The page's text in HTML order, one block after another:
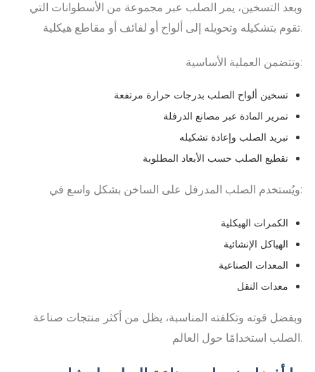
وبعد التسخين، يمر الصلب عبر مجموعة من الأسطوانات التي
تقوم بتشكيله وتحويله إلى ألواح أو لفائف أو مقاطع هيكلية.
وتتضمن العملية الأساسية:
تسخين ألواح الصلب بدرجات حرارة مرتفعة
تمرير المادة عبر مصانع الدرفلة
تبريد الصلب وإعادة تشكيله
تقطيع الصلب حسب الأبعاد المطلوبة
ويُستخدم الصلب المدرفل على الساخن بشكل واسع في:
الكمرات الهيكلية
الهياكل الإنشائية
المعدات الصناعية
معدات النقل
وبفضل قوته وتكلفته المناسبة، يظل من أكثر منتجات صناعة
الصلب استخدامًا حول العالم.